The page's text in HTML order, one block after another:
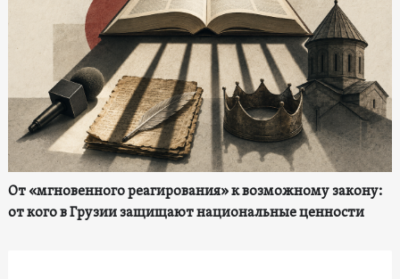
От «мгновенного реагирования» к возможному закону:
от кого в Грузии защищают национальные ценности